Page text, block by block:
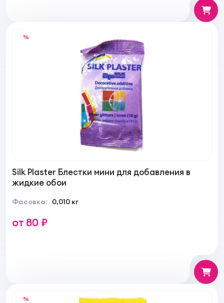
%
Silk Plaster Блестки мини для добавления в
жидкие обои
Фасовка: 0,010 кг
от 80 ₽
%